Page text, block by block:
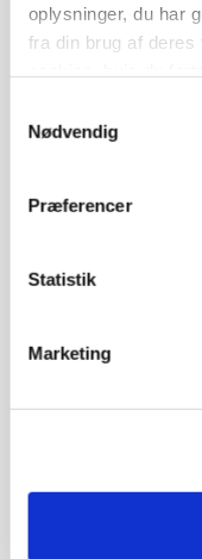
oplysninger, du har
fra din brug af
Nødvendig
Præferencer
Statistik
Marketing
»Nu stopper I«:
gødskningslov
Folketinget